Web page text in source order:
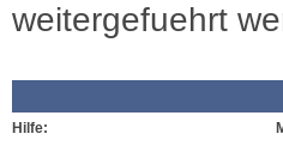
weitergefuehrt
Hilfe: